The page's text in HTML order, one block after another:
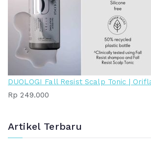
DUOLOGI Fall Resist Scalp Tonic |
Rp 249.000
Artikel Terbaru